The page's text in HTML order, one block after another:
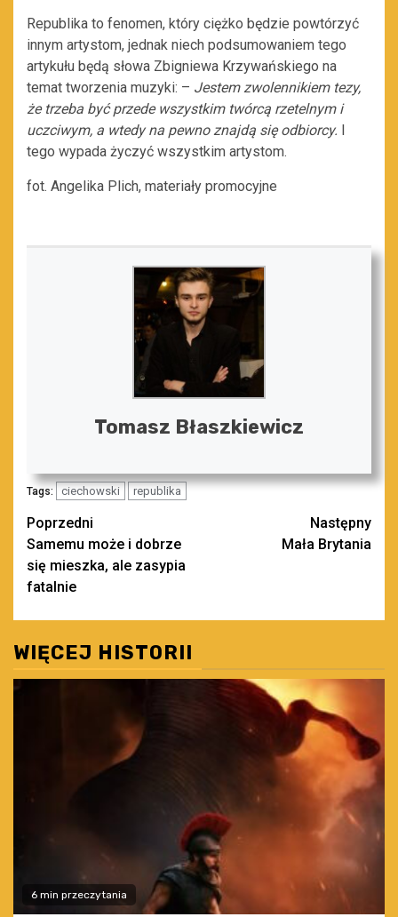
Republika to fenomen, który ciężko będzie powtórzyć
innym artystom, jednak niech podsumowaniem tego
artykułu będą słowa Zbigniewa Krzywańskiego na
temat tworzenia muzyki: – Jestem zwolennikiem tezy,
że trzeba być przede wszystkim twórcą rzetelnym i
uczciwym, a wtedy na pewno znajdą się odbiorcy.
tego wypada życzyć wszystkim artystom.
fot. Angelika Plich, materiały promocyjne
Tomasz Błaszkiewicz
Tags: ciechowski republika
Zobacz
wpisy
Poprzedni
Samemu może i dobrze
się mieszka, ale zasypia
fatalnie
Następny
Mała Brytania
WIĘCEJ HISTORII
6 min przeczytania